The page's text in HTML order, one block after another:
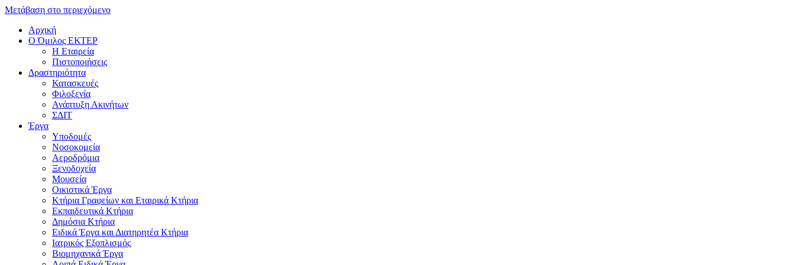
Μετάβαση στο περιεχόμενο
Αρχική
Ο Όμιλος ΕΚΤΕΡ
H Εταιρεία
Πιστοποιήσεις
Δραστηριότητα
Κατασκευές
Φιλοξενία
Ανάπτυξη Ακινήτων
ΣΔΙΤ
Έργα
Υποδομές
Νοσοκομεία
Αεροδρόμια
Ξενοδοχεία
Μουσεία
Οικιστικά Έργα
Κτήρια Γραφείων και Εταιρικά Κτήρια
Εκπαιδευτικά Κτήρια
Δημόσια Κτήρια
Ειδικά Έργα και Διατηρητέα Κτήρια
Ιατρικός Εξοπλισμός
Βιομηχανικά Έργα